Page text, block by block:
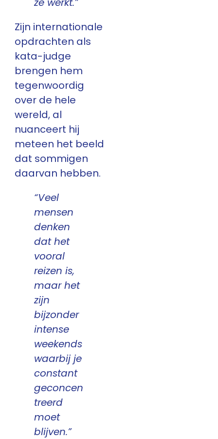
Zijn internationale
opdrachten als
kata-judge
brengen hem
tegenwoordig
over de hele
wereld, al
nuanceert hij
meteen het beeld
dat sommigen
daarvan hebben.
“Veel
mensen
denken
dat het
vooral
reizen is,
maar het
zijn
bijzonder
intense
weekends
waarbij je
constant
geconcen
treerd
moet
blijven.”